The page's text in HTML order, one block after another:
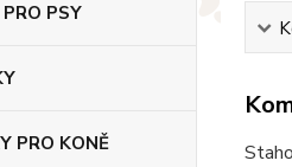
PSY
PRO KONĚ